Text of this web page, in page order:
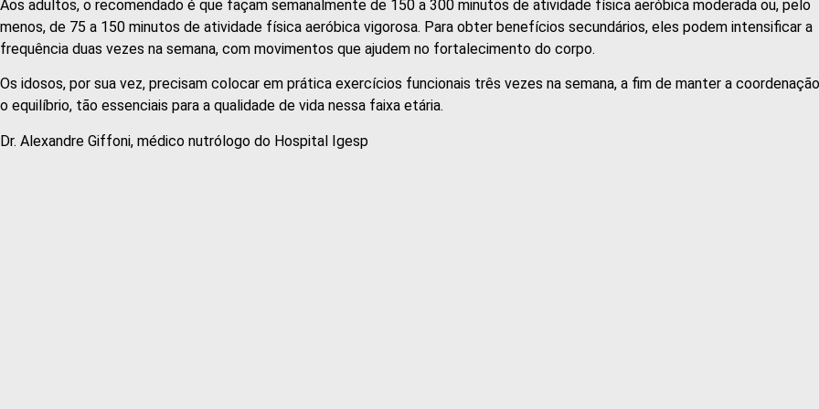
Aos adultos, o recomendado é que façam semanalmente de 150 a 300 minutos de atividade física aeróbica moderada ou, pelo
menos, de 75 a 150 minutos de atividade física aeróbica vigorosa. Para obter benefícios secundários, eles podem intensificar a
frequência duas vezes na semana, com movimentos que ajudem no fortalecimento do corpo.
Os idosos, por sua vez, precisam colocar em prática exercícios funcionais três vezes na semana, a fim de manter a
o equilíbrio, tão essenciais para a qualidade de vida nessa faixa etária.
Dr. Alexandre Giffoni, médico nutrólogo do Hospital Igesp